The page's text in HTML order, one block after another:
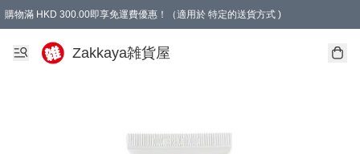
購物滿 HKD 300.00即享免運費優惠！（適用於 特定的送貨方式 )
Zakkaya雑貨屋